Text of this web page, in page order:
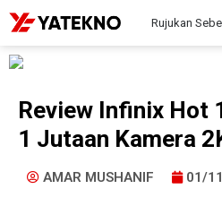
Rujukan
Review Infinix Hot
1 Jutaan Kamera
AMAR MUSHANIF 01/